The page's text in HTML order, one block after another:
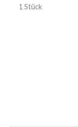
1 Stück